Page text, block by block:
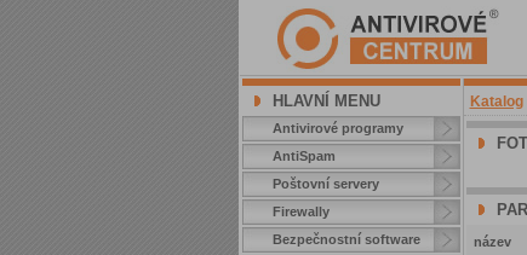
HLAVNÍ MENU
Antivirové programy
AntiSpam
Poštovní servery
Firewally
Bezpečnostní software
Katalog
název